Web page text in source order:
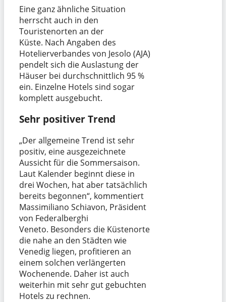
Eine ganz ähnliche Situation
herrscht auch in den
Touristenorten an der
Küste. Nach Angaben des
Hotelierverbandes von Jesolo (AJA)
pendelt sich die Auslastung der
Häuser bei durchschnittlich 95 %
ein. Einzelne Hotels sind sogar
komplett ausgebucht.
Sehr positiver Trend
„Der allgemeine Trend ist sehr
positiv, eine ausgezeichnete
Aussicht für die Sommersaison.
Laut Kalender beginnt diese in
drei Wochen, hat aber tatsächlich
bereits begonnen“, kommentiert
Massimiliano Schiavon, Präsident
von Federalberghi
Veneto. Besonders die Küstenorte
die nahe an den Städten wie
Venedig liegen, profitieren an
einem solchen verlängerten
Wochenende. Daher ist auch
weiterhin mit sehr gut gebuchten
Hotels zu rechnen.